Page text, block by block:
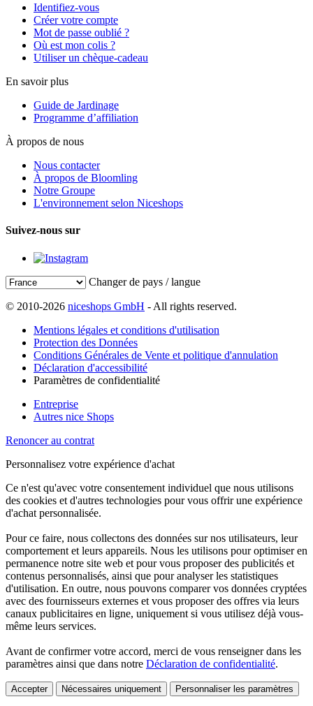
Identifiez-vous
Créer votre compte
Mot de passe oublié ?
Où est mon colis ?
Utiliser un chèque-cadeau
En savoir plus
Guide de Jardinage
Programme d’affiliation
À propos de nous
Nous contacter
À propos de Bloomling
Notre Groupe
L'environnement selon Niceshops
Suivez-nous sur
Changer de pays / langue
© 2010-2026 niceshops GmbH - All rights reserved.
Mentions légales et conditions d'utilisation
Protection des Données
Conditions Générales de Vente et politique d'annulation
Déclaration d'accessibilité
Paramètres de confidentialité
Entreprise
Autres nice Shops
Renoncer au contrat
Personnalisez votre expérience d'achat
Ce n'est qu'avec votre consentement individuel que nous utilisons
des cookies et d'autres technologies pour vous offrir une expérience
d'achat personnalisée.
Pour ce faire, nous collectons des données sur nos utilisateurs, leur
comportement et leurs appareils. Nous les utilisons pour optimiser en
permanence notre site web et pour vous proposer des publicités et
contenus personnalisés, ainsi que pour analyser les statistiques
d'utilisation. En outre, nous pouvons comparer vos données cryptées
avec des fournisseurs externes et vous proposer des offres via leurs
canaux publicitaires en ligne, uniquement si vous utilisez déjà vous-
même leurs services.
Avant de confirmer votre accord, merci de vous renseigner dans les
paramètres ainsi que dans notre Déclaration de confidentialité.
Accepter Nécessaires uniquement Personnaliser les paramètres